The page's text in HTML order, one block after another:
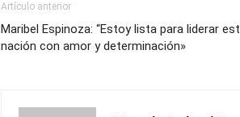
Artículo anterior
Maribel Espinoza: “Estoy lista para liderar
nación con amor y determinación»